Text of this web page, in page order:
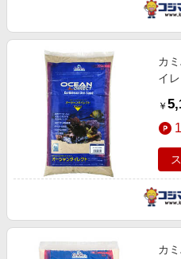
カ
イ
￥
カ